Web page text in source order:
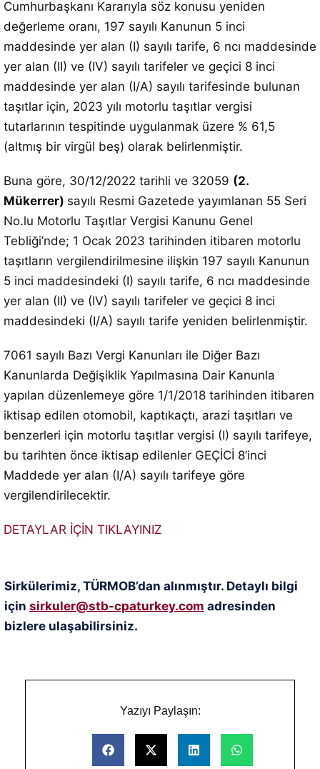
Cumhurbaşkanı Kararıyla söz konusu yeniden
değerleme oranı, 197 sayılı Kanunun 5 inci
maddesinde yer alan (I) sayılı tarife, 6 ncı maddesinde
yer alan (II) ve (IV) sayılı tarifeler ve geçici 8 inci
maddesinde yer alan (I/A) sayılı tarifesinde bulunan
taşıtlar için, 2023 yılı motorlu taşıtlar vergisi
tutarlarının tespitinde uygulanmak üzere % 61,5
(altmış bir virgül beş) olarak belirlenmiştir.
Buna göre, 30/12/2022 tarihli ve 32059 (2.
Mükerrer) sayılı Resmi Gazetede yayımlanan 55 Seri
No.lu Motorlu Taşıtlar Vergisi Kanunu Genel
Tebliği’nde; 1 Ocak 2023 tarihinden itibaren motorlu
taşıtların vergilendirilmesine ilişkin 197 sayılı Kanunun
5 inci maddesindeki (I) sayılı tarife, 6 ncı maddesinde
yer alan (II) ve (IV) sayılı tarifeler ve geçici 8 inci
maddesindeki (I/A) sayılı tarife yeniden belirlenmiştir.
7061 sayılı Bazı Vergi Kanunları ile Diğer Bazı
Kanunlarda Değişiklik Yapılmasına Dair Kanunla
yapılan düzenlemeye göre 1/1/2018 tarihinden itibaren
iktisap edilen otomobil, kaptıkaçtı, arazi taşıtları ve
benzerleri için motorlu taşıtlar vergisi (I) sayılı tarifeye,
bu tarihten önce iktisap edilenler GEÇİCİ 8’inci
Maddede yer alan (I/A) sayılı tarifeye göre
vergilendirilecektir.
DETAYLAR İÇİN TIKLAYINIZ
Sirkülerimiz, TÜRMOB’dan alınmıştır. Detaylı bilgi
için sirkuler@stb-cpaturkey.com adresinden
bizlere ulaşabilirsiniz.
Yazıyı Paylaşın: